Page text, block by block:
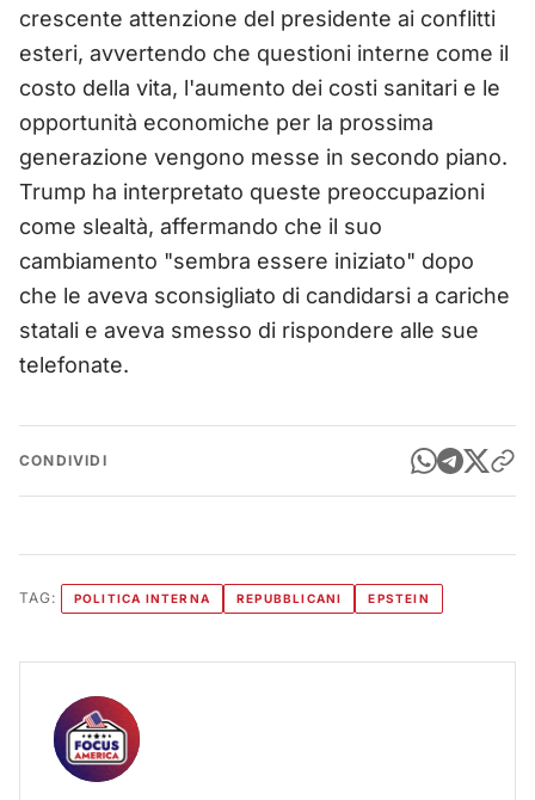
crescente attenzione del presidente ai conflitti
esteri, avvertendo che questioni interne come il
costo della vita, l'aumento dei costi sanitari e le
opportunità economiche per la prossima
generazione vengono messe in secondo piano.
Trump ha interpretato queste preoccupazioni
come slealtà, affermando che il suo
cambiamento "sembra essere iniziato" dopo
che le aveva sconsigliato di candidarsi a cariche
statali e aveva smesso di rispondere alle sue
telefonate.
CONDIVIDI
TAG: POLITICA INTERNA REPUBBLICANI EPSTEIN